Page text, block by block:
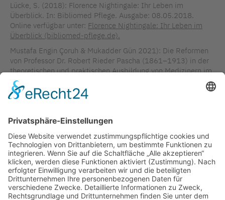
Lücke, S. (2018): Florence Nightingale: Ihr Leben im
Überblick. In: Bibliomed Pflege. Ausgabe: 08.05.2018.
Online verfügbar unter: Florence Nightingale: Ihr Leben im
Überblick (bibliomed-pflege.de).
Mustafa Engin Çoruh & Mukadder Gün 2021): Die Reformen
von Professor Dr. Robert Rieder Pascha (1861–1913) in der
theoretischen und praktischen Ausbildung von Medizinern im
Osmanischen Reich des frühen 20. Jahrhunderts. In:
Medizinhistorische Mitteilungen. Zeitschrift für
Wissenschaftsgeschichte und Fachprosaforschung. Band
TAGS IN DIESEM ARTIKEL
AKTUELLES AUS DER KAMPAGNE
KAMPAGNENENTWICKLUNG
WISSENSWERT